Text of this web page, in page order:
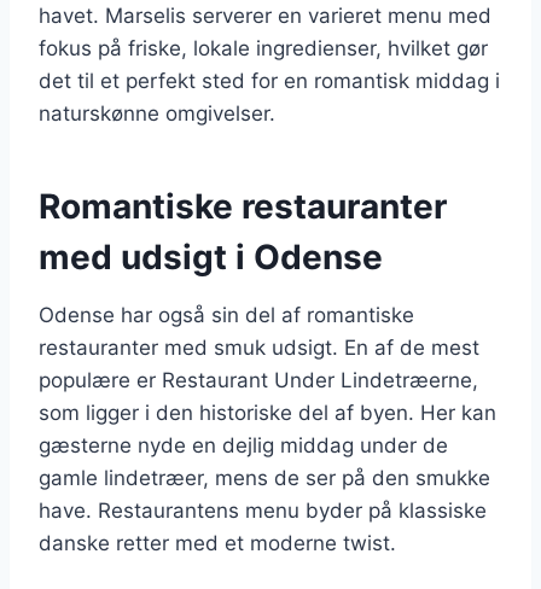
havet. Marselis serverer en varieret menu med
fokus på friske, lokale ingredienser, hvilket gør
det til et perfekt sted for en romantisk middag i
naturskønne omgivelser.
Romantiske restauranter
med udsigt i Odense
Odense har også sin del af romantiske
restauranter med smuk udsigt. En af de mest
populære er Restaurant Under Lindetræerne,
som ligger i den historiske del af byen. Her kan
gæsterne nyde en dejlig middag under de
gamle lindetræer, mens de ser på den smukke
have. Restaurantens menu byder på klassiske
danske retter med et moderne twist.